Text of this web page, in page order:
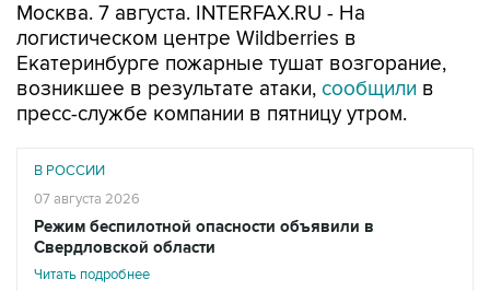
Москва. 7 августа. INTERFAX.RU - На
логистическом центре Wildberries в
Екатеринбурге пожарные тушат возгорание,
возникшее в результате атаки, сообщили в
пресс-службе компании в пятницу утром.
В РОССИИ
07 августа 2026
Режим беспилотной опасности объявили в
Свердловской области
Читать подробнее